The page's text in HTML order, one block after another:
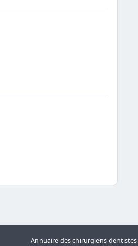
Annuaire des chirurgiens-dentistes